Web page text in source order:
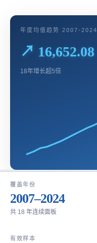
年度均值趋势 2007-2024
↗ 16,652.08
18年增长超5倍
覆盖年份
2007–2024
共 18 年连续面板
有效样本